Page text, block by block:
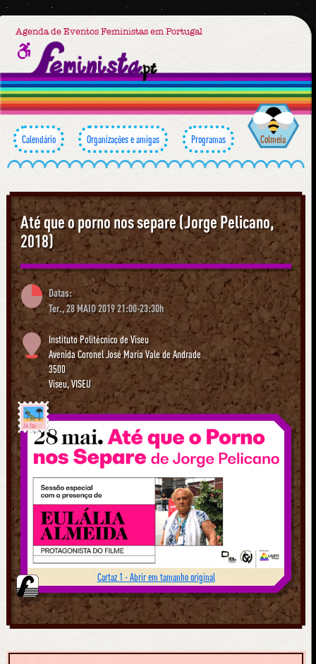
Agenda de Eventos Feministas em Portugal
Calendário Organizações e amigas Programas Colmeia
Até que o porno nos separe (Jorge Pelicano,
2018)
Datas:
Ter., 28 MAIO 2019 21:00-23:30h
Instituto Politécnico de Viseu
Avenida Coronel José Maria Vale de Andrade
3500
Viseu,VISEU
Já foi
Cartaz 1 - Abrir em tamanho original